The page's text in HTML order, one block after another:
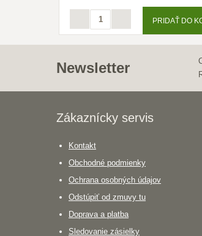
PRIDAŤ DO
Newsletter
Zákaznícky servis
Kontakt
Obchodné podmienky
Ochrana osobných údajov
Odstúpiť od zmuvy tu
Doprava a platba
Sledovanie zásielky